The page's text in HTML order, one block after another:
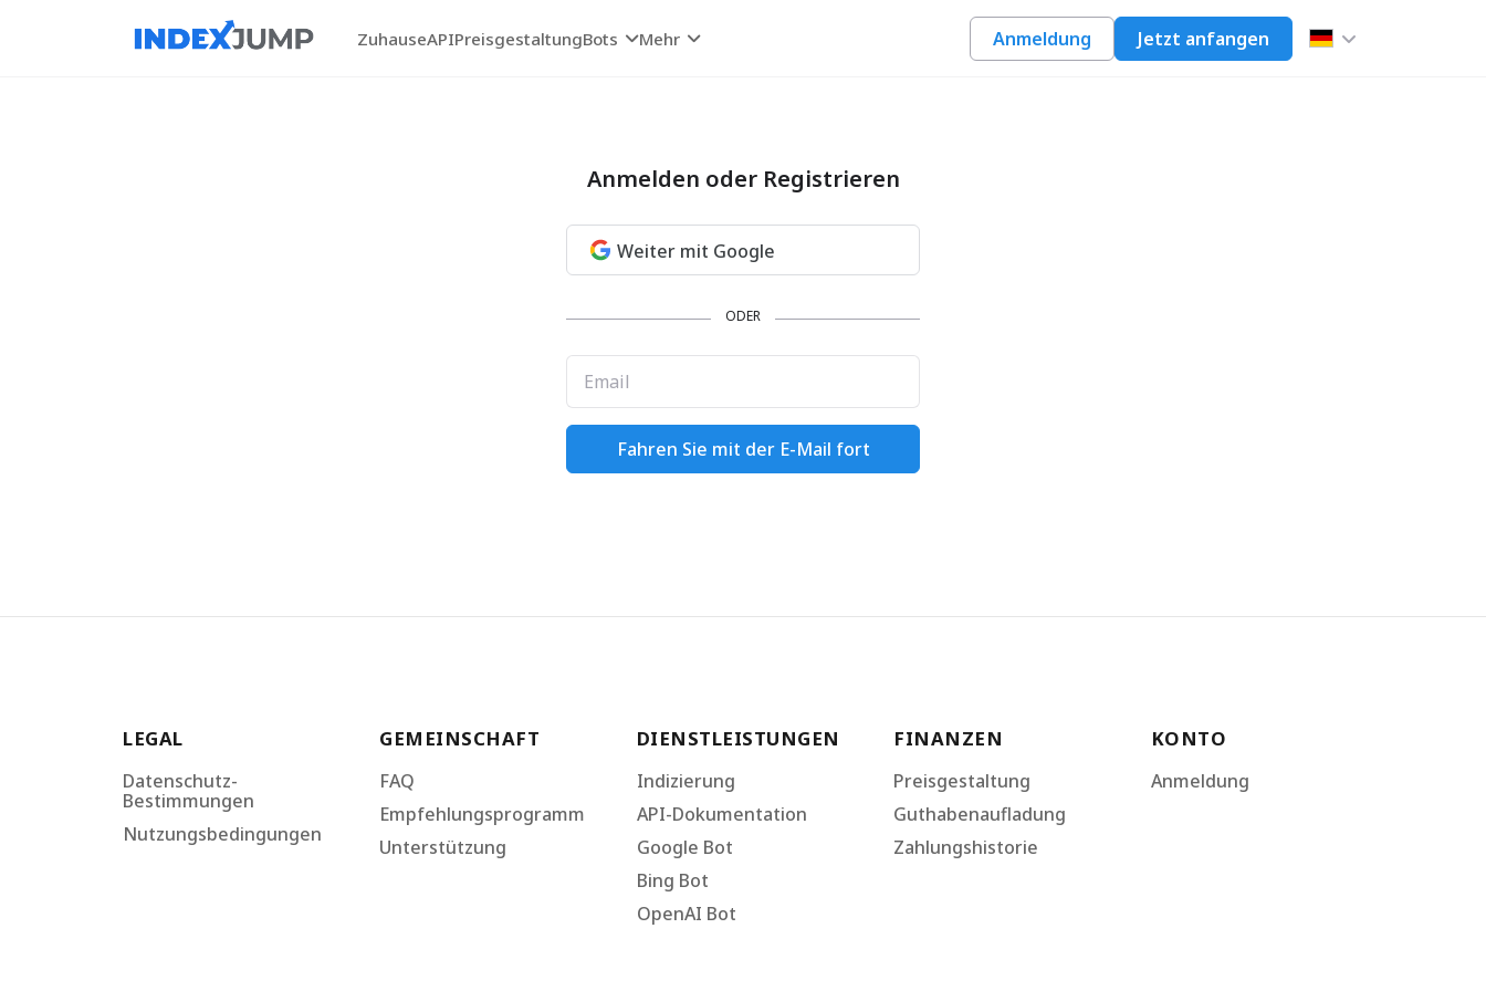
ZuhauseAPIPreisgestaltungBots Mehr Anmeldung Jetzt anfangen
Anmelden oder Registrieren
Weiter mit Google
ODER
Email
Fahren Sie mit der E-Mail fort
LEGAL
Datenschutz-
Bestimmungen
Nutzungsbedingungen
GEMEINSCHAFT
FAQ
Empfehlungsprogramm
Unterstützung
DIENSTLEISTUNGEN
Indizierung
API-Dokumentation
Google Bot
Bing Bot
OpenAI Bot
FINANZEN
Preisgestaltung
Guthabenaufladung
Zahlungshistorie
KONTO
Anmeldung